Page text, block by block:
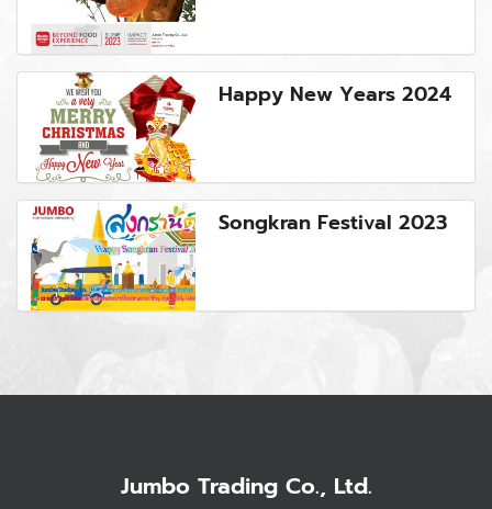
Happy New Years 2024
Songkran Festival 2023
Jumbo Trading Co., Ltd.